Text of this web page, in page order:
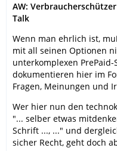
AW:
Talk
Wenn man ehrlich ist,
mit all seinen Optionen
unterkomplexen PrePaid-
dokumentieren hier im
Fragen, Meinungen und
Wer hier nun den
"... selber etwas
Schrift ..., ..." und
sicher Recht, geht doch